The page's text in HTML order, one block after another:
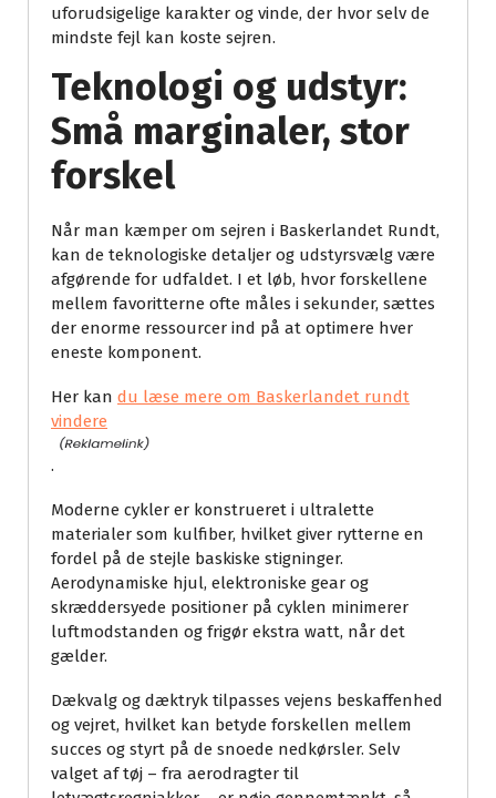
uforudsigelige karakter og vinde, der hvor selv de
mindste fejl kan koste sejren.
Teknologi og udstyr:
Små marginaler, stor
forskel
Når man kæmper om sejren i Baskerlandet Rundt,
kan de teknologiske detaljer og udstyrsvælg være
afgørende for udfaldet. I et løb, hvor forskellene
mellem favoritterne ofte måles i sekunder, sættes
der enorme ressourcer ind på at optimere hver
eneste komponent.
Her kan du læse mere om Baskerlandet rundt
vindere
.
Moderne cykler er konstrueret i ultralette
materialer som kulfiber, hvilket giver rytterne en
fordel på de stejle baskiske stigninger.
Aerodynamiske hjul, elektroniske gear og
skræddersyede positioner på cyklen minimerer
luftmodstanden og frigør ekstra watt, når det
gælder.
Dækvalg og dæktryk tilpasses vejens beskaffenhed
og vejret, hvilket kan betyde forskellen mellem
succes og styrt på de snoede nedkørsler. Selv
valget af tøj – fra aerodragter til